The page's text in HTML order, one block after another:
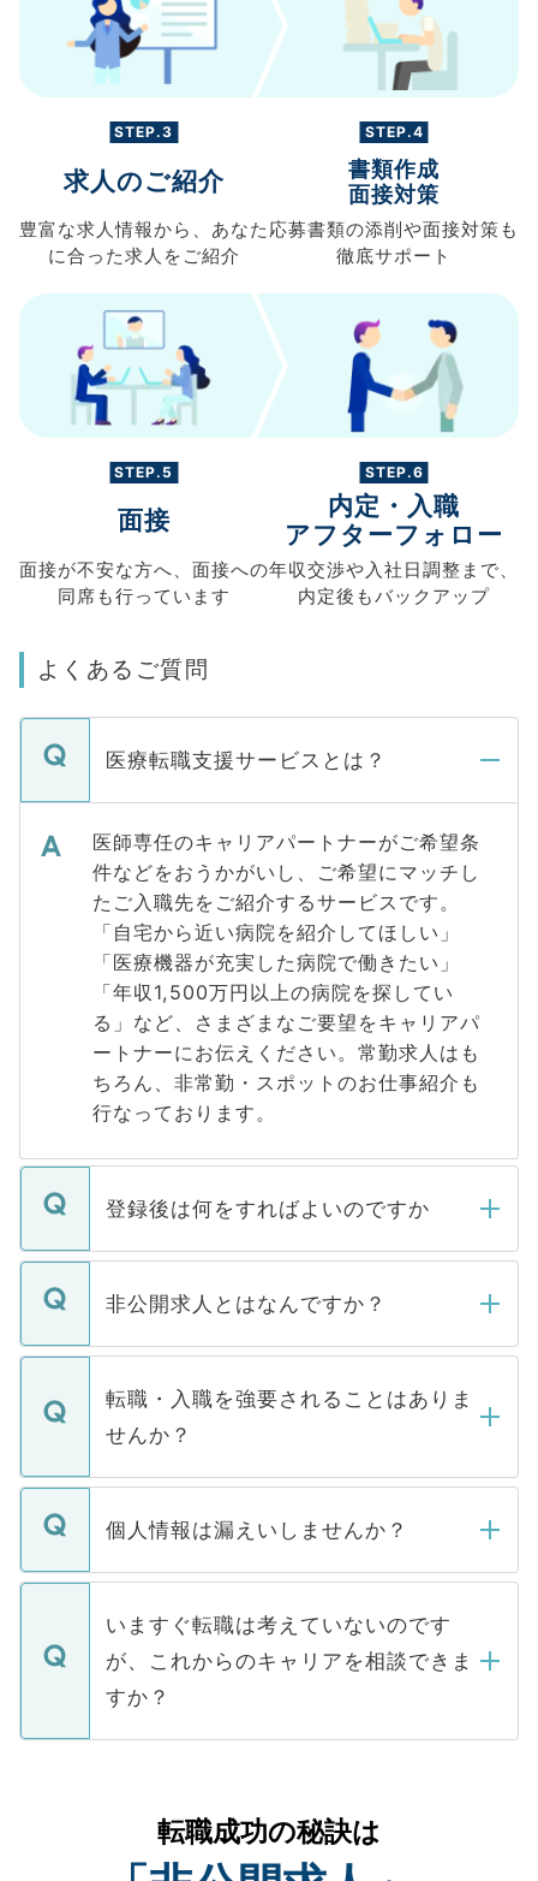
STEP.3
求人のご紹介
豊富な求人情報から、 あなた
に合った求人を ご紹介
STEP.4
書類作成
面接対策
応募書類の添削や面接対策も
徹底サポート
STEP.5
面接
面接が不安な方へ、 面接への
同席も行っています
STEP.6
内定・入職
アフターフォロー
年収交渉や 入社日調整まで、
内定後もバックアップ
よくあるご質問
医療転職支援サービスとは？
医師専任のキャリアパートナーがご希望条
件などをおうかがいし、ご希望にマッチし
たご入職先をご紹介するサービスです。
「自宅から近い病院を紹介してほしい」
「医療機器が充実した病院で働きたい」
「年収1,500万円以上の病院を探してい
る」など、さまざまなご要望をキャリアパ
ートナーにお伝えください。常勤求人はも
ちろん、非常勤・スポットのお仕事紹介も
行なっております。
登録後は何をすればよいのですか
ご登録いただきましたら、弊社担当者がご
登録内容を確認し、その後メールもしくは
ます。通常、5営業日以内にはご連絡をせて
いただきますので、しばらくお待ちくださ
い。
非公開求人とはなんですか？
マイナビDOCTORで取り扱っている求人の
うち約3割は、Webサイトからご覧いただ
けない「非公開求人」です。非公開求人は
下記の理由によって、一般には公開してい
ません。
■応募殺到を避けるため 人気のある医療機
関を公にしてしまうと、応募が殺到する場
に、医療機関が求める条件に合った人材の
みを人材紹介会社に依頼するケースが増え
ています。
転職・入職を強要されることはありま
せんか？
転職・入職を強要することは一切ありませ
ん。また、仮に応募先から内定をいただい
定を承諾する必要はありません。内定先へ
の辞退の連絡はキャリアパートナーが行い
ますので、ご安心ください。
個人情報は漏えいしませんか？
個人情報が漏えいすることはありませんの
で、ご安心ください。当サイトからの登録
などで収集したご登録者様の個人情報は、
ご本人のキャリアアップおよび転職活動の
支援を目的に使用いたします。お預かりし
ているすべての個人データはご本人の許可
は、個人情報の取り扱いについての厳密な
管理基準を満たした事業者のみに付与され
いますぐ転職は考えていないのです
が、これからのキャリアを相談できま
すか？
かがいして、現在の医療機関の状況や紹介
経験をまじえながら、適切なアドバイスを
させていただきます。すぐにご転職をされ
転職成功の秘訣は